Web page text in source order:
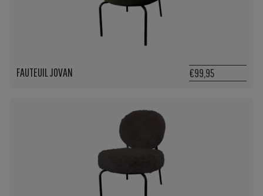
FAUTEUIL JOVAN €99,95